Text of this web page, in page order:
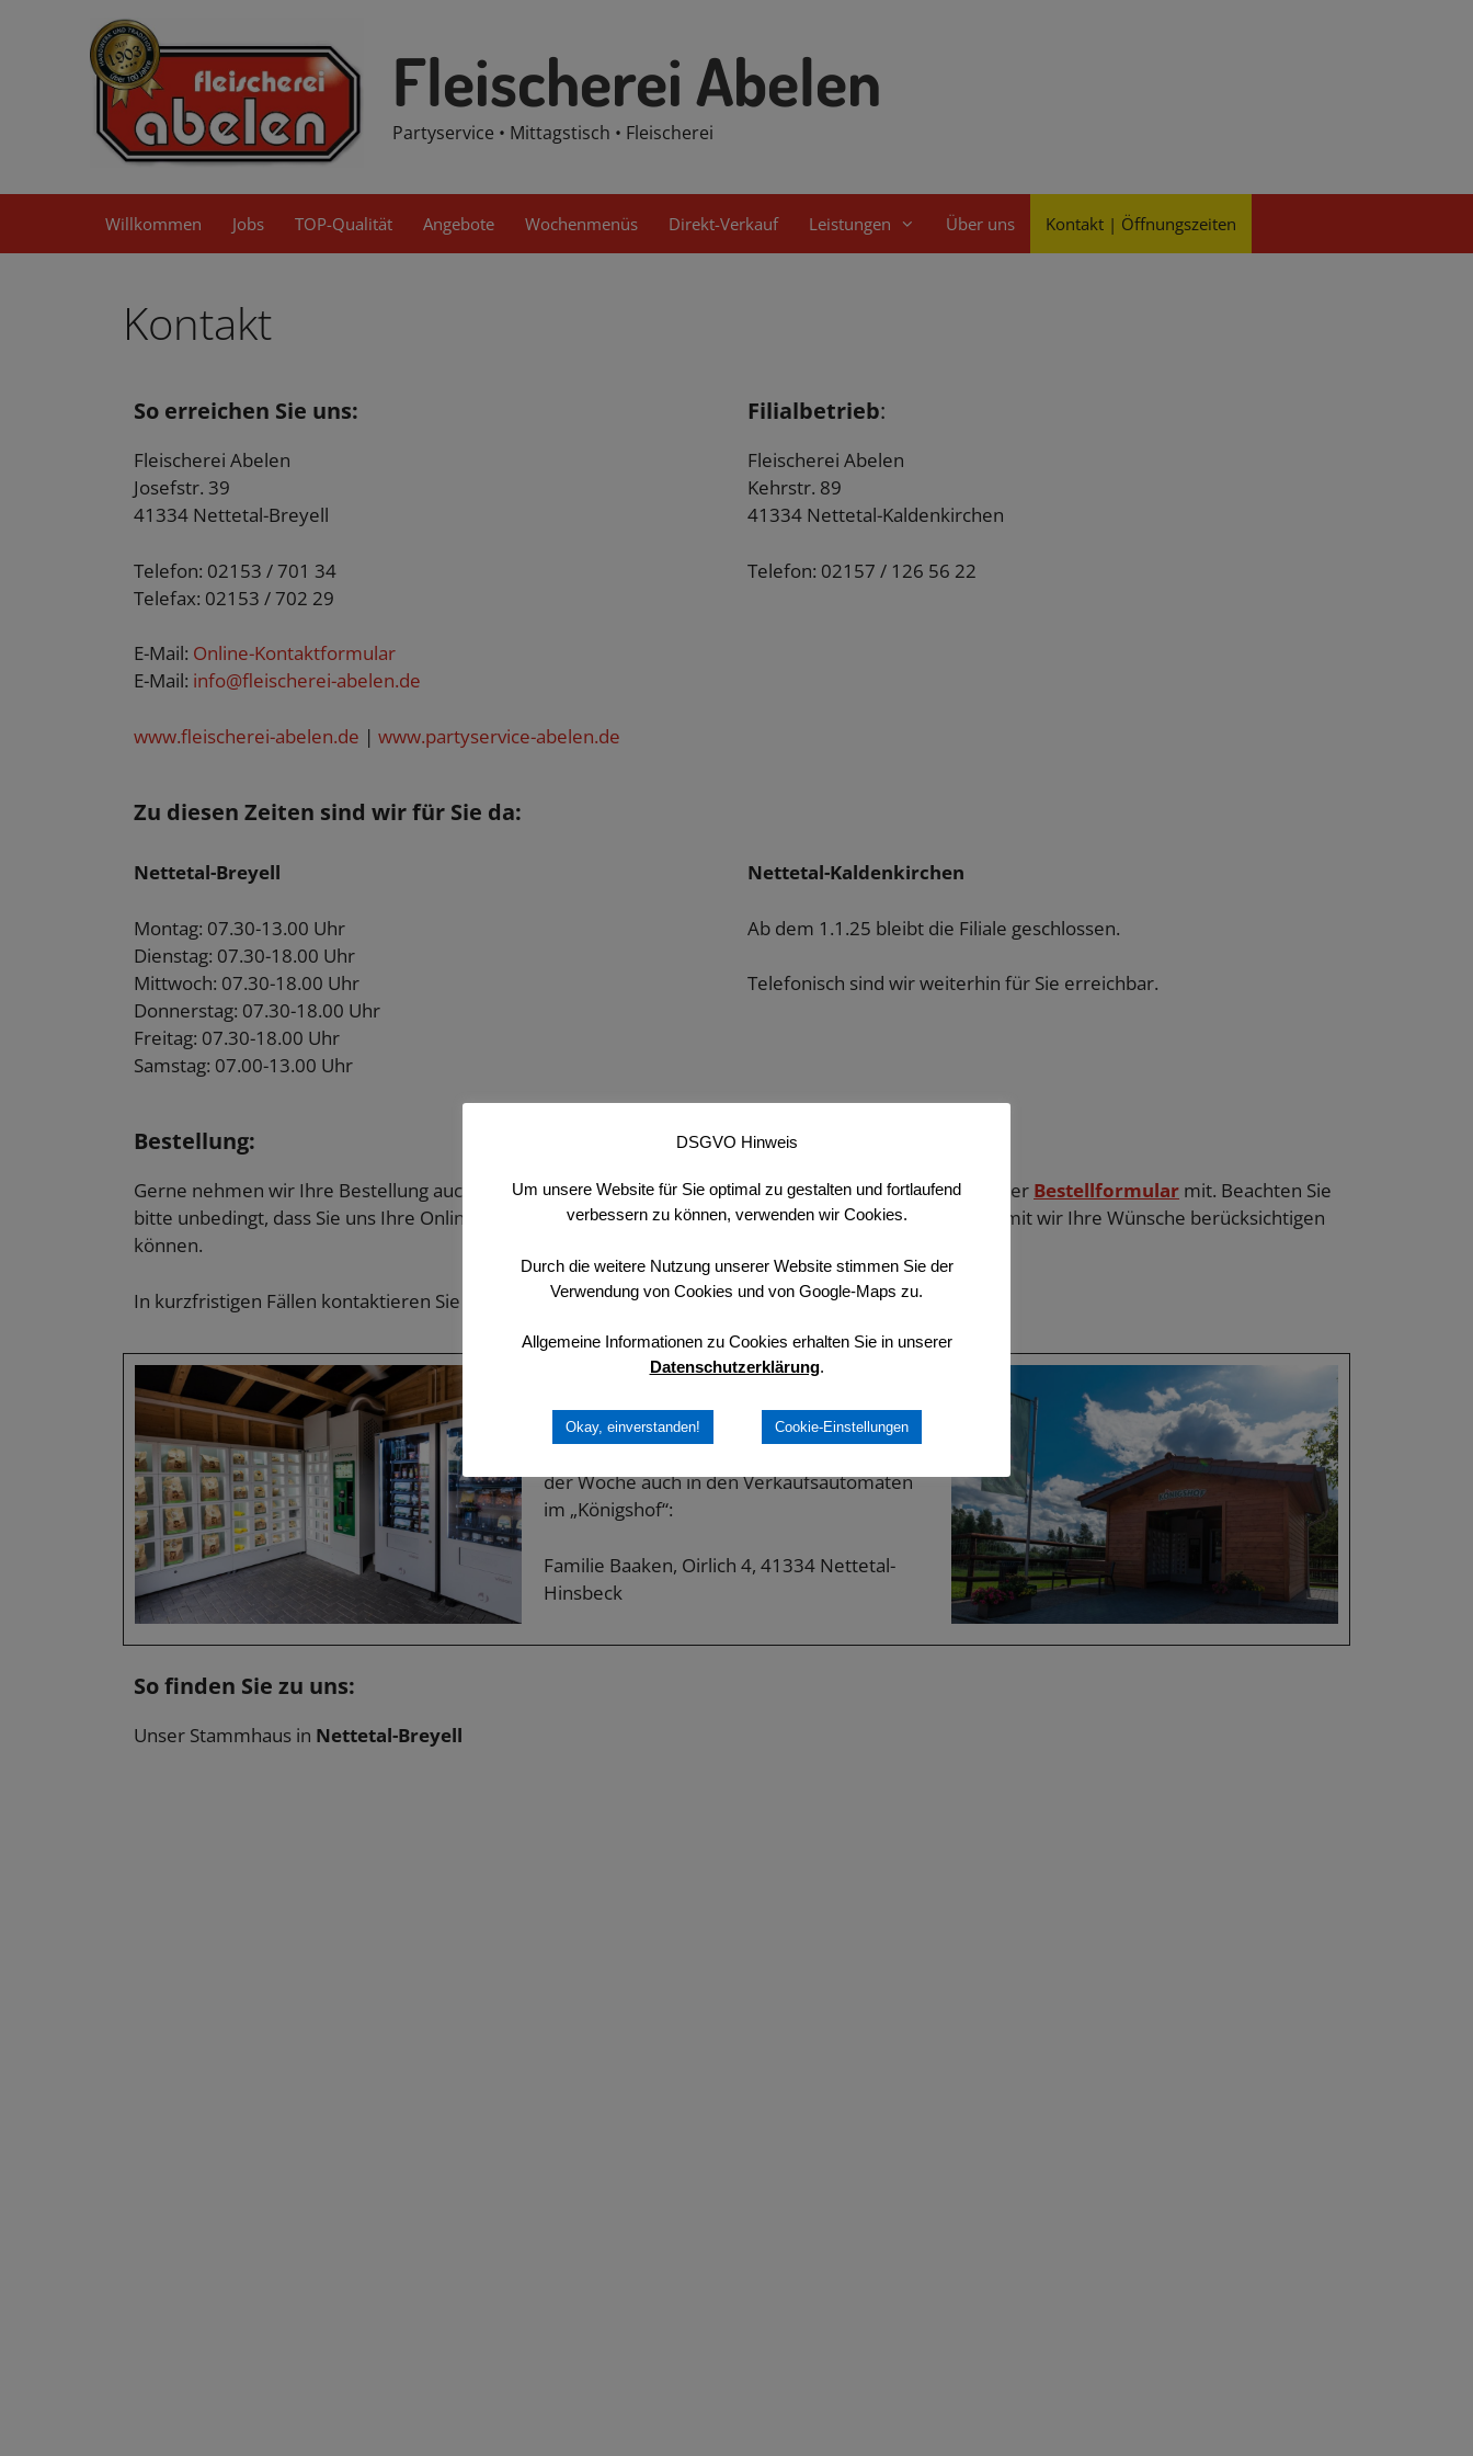
Fleischerei Abelen
Partyservice • Mittagstisch • Fleischerei
Willkommen Jobs TOP-Qualität Angebote Wochenmenüs Direkt-Verkauf Leistungen Über uns Kontakt | Öffnungszeiten
Kontakt
So erreichen Sie uns:
Fleischerei Abelen
Josefstr. 39
41334 Nettetal-Breyell
Telefon: 02153 / 701 34
Telefax: 02153 / 702 29
E-Mail: Online-Kontaktformular
E-Mail: info@fleischerei-abelen.de
www.fleischerei-abelen.de | www.partyservice-abelen.de
Filialbetrieb:
Fleischerei Abelen
Kehrstr. 89
41334 Nettetal-Kaldenkirchen
Telefon: 02157 / 126 56 22
Zu diesen Zeiten sind wir für Sie da:
Nettetal-Breyell
Montag: 07.30-13.00 Uhr
Dienstag: 07.30-18.00 Uhr
Mittwoch: 07.30-18.00 Uhr
Donnerstag: 07.30-18.00 Uhr
Freitag: 07.30-18.00 Uhr
Samstag: 07.00-13.00 Uhr
Nettetal-Kaldenkirchen
Ab dem 1.1.25 bleibt die Filiale geschlossen.
Telefonisch sind wir weiterhin für Sie erreichbar.
Bestellung:
Gerne nehmen wir Ihre Bestellung auch online entgegen. Teilen Sie uns Ihre Wünsche einfach über unser Bestellformular mit. Beachten Sie
bitte unbedingt, dass Sie uns Ihre Online-Bestellung mindestens 48 Stunden im Voraus übermitteln, damit wir Ihre Wünsche berücksichtigen
können.
In kurzfristigen Fällen kontaktieren Sie uns bitte telefonisch: 02153 / 701 34.
Verkaufsautomat im Königshof:
Sie erhalten verschiedene Waren unserer
der Woche auch in den Verkaufsautomaten
im „Königshof“:
Familie Baaken, Oirlich 4, 41334 Nettetal-
Hinsbeck
So finden Sie zu uns:
Unser Stammhaus in Nettetal-Breyell
DSGVO Hinweis
Um unsere Website für Sie optimal zu gestalten und fortlaufend
verbessern zu können, verwenden wir Cookies.
Durch die weitere Nutzung unserer Website stimmen Sie der
Verwendung von Cookies und von Google-Maps zu.
Allgemeine Informationen zu Cookies erhalten Sie in unserer
Datenschutzerklärung.
Okay, einverstanden! Cookie-Einstellungen